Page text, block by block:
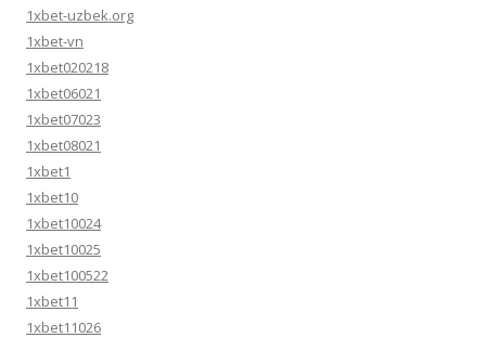
1xbet-uzbek.org
1xbet-vn
1xbet020218
1xbet06021
1xbet07023
1xbet08021
1xbet1
1xbet10
1xbet10024
1xbet10025
1xbet100522
1xbet11
1xbet11026